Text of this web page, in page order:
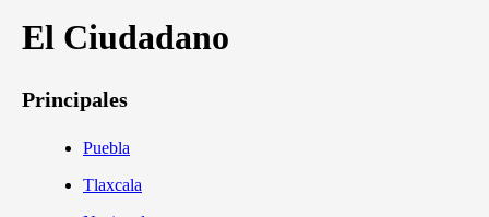
El Ciudadano
Principales
Puebla
Tlaxcala